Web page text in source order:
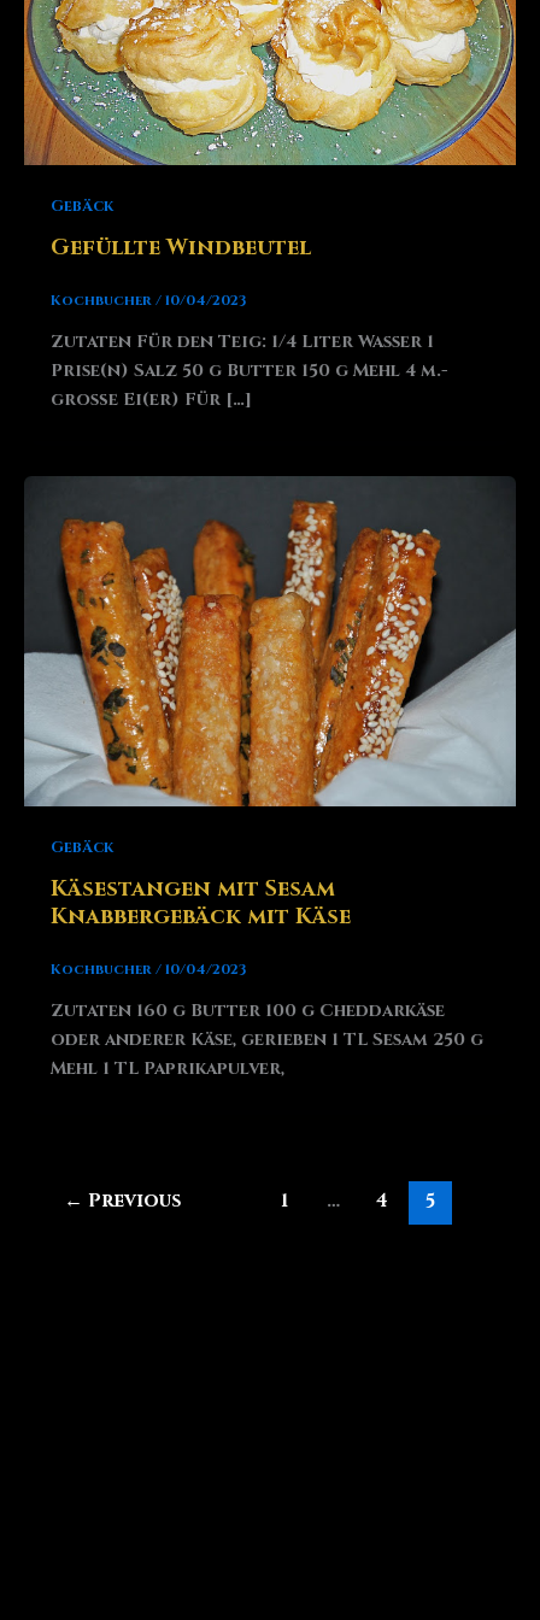
Gebäck
Gefüllte Windbeutel
Kochbucher/10/04/2023
Zutaten Für den Teig: 1/4 Liter Wasser 1
Prise(n) Salz 50 g Butter 150 g Mehl 4 m.-
große Ei(er) Für […]
Gebäck
Käsestangen mit Sesam
Knabbergebäck mit Käse
Kochbucher/10/04/2023
Zutaten 160 g Butter 100 g Cheddarkäse
oder anderer Käse, gerieben 1 TL Sesam 250 g
Mehl 1 TL Paprikapulver,
← Previous 1 … 4 5